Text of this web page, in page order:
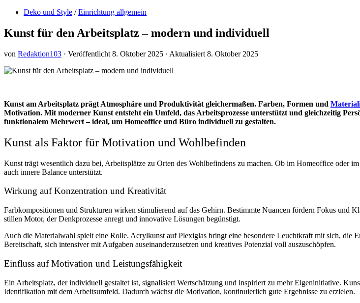
Deko und Style / Einrichtung allgemein
Kunst für den Arbeitsplatz – modern und individuell
von Redaktion103 · Veröffentlicht 8. Oktober 2025 · Aktualisiert 8. Oktober 2025
Kunst am Arbeitsplatz prägt Atmosphäre und Produktivität gleichermaßen. Farben, Formen und
Motivation. Mit moderner Kunst entsteht ein Umfeld, das Arbeitsprozesse unterstützt und gleichzeitig
funktionalem Mehrwert – ideal, um Homeoffice und Büro individuell zu gestalten.
Kunst als Faktor für Motivation und Wohlbefinden
Kunst trägt wesentlich dazu bei, Arbeitsplätze zu Orten des Wohlbefindens zu machen. Ob im Homeoffice oder
auch innere Balance unterstützt.
Wirkung auf Konzentration und Kreativität
Farbkompositionen und Strukturen wirken stimulierend auf das Gehirn. Bestimmte Nuancen fördern Fokus und
stillen Motor, der Denkprozesse anregt und innovative Lösungen begünstigt.
Auch die Materialwahl spielt eine Rolle. Acrylkunst auf Plexiglas bringt eine besondere Leuchtkraft mit sich, die
Bereitschaft, sich intensiver mit Aufgaben auseinanderzusetzen und kreatives Potenzial voll auszuschöpfen.
Einfluss auf Motivation und Leistungsfähigkeit
Ein Arbeitsplatz, der individuell gestaltet ist, signalisiert Wertschätzung und inspiriert zu mehr Eigeninitiative.
Identifikation mit dem Arbeitsumfeld. Dadurch wächst die Motivation, kontinuierlich gute Ergebnisse zu erzielen.